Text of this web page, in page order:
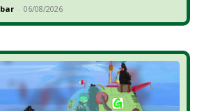
- 06/08/2026